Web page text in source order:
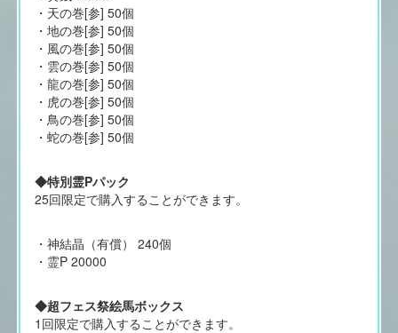
・天の巻[参] 50個
・地の巻[参] 50個
・風の巻[参] 50個
・雲の巻[参] 50個
・龍の巻[参] 50個
・虎の巻[参] 50個
・鳥の巻[参] 50個
・蛇の巻[参] 50個
◆特別霊Pパック
25回限定で購入することができます。
・神結晶（有償） 240個
・霊P 20000
◆超フェス祭絵馬ボックス
1回限定で購入することができます。